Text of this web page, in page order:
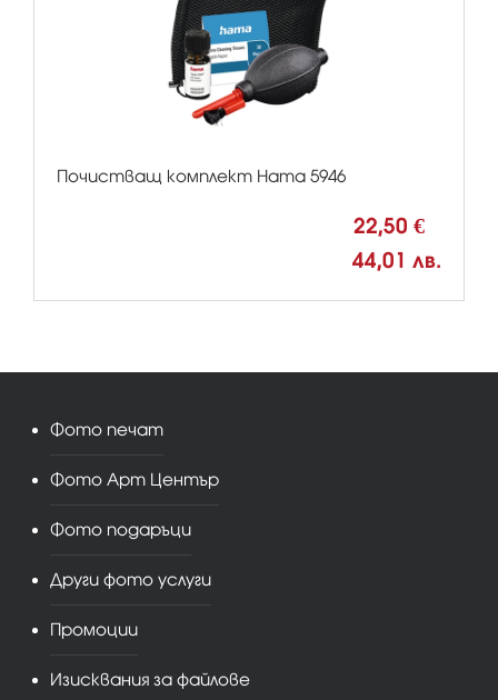
Почистващ комплект Hama 5946
22,50 €
44,01 лв.
Фото печат
Фото Арт Център
Фото подаръци
Други фото услуги
Промоции
Изисквания за файлове